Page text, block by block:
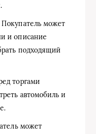
может
и описание
подходящий
торгами
автомобиль и
может